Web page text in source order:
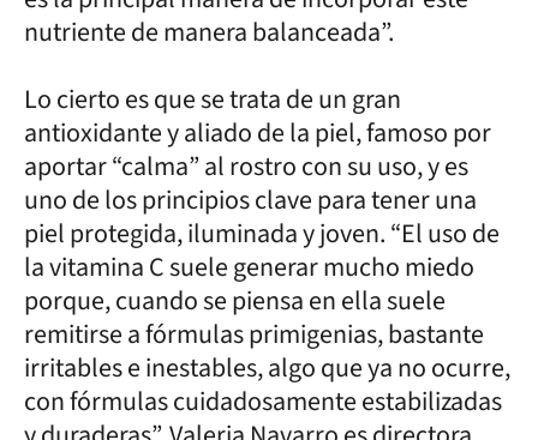
nutriente de manera balanceada”.
Lo cierto es que se trata de un gran
antioxidante y aliado de la piel, famoso por
aportar “calma” al rostro con su uso, y es
uno de los principios clave para tener una
piel protegida, iluminada y joven. “El uso de
la vitamina C suele generar mucho miedo
porque, cuando se piensa en ella suele
remitirse a fórmulas primigenias, bastante
irritables e inestables, algo que ya no ocurre,
con fórmulas cuidadosamente estabilizadas